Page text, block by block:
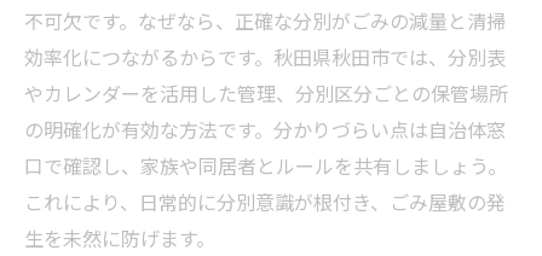
不可欠です。なぜなら、正確な分別がごみの減量と清掃
効率化につながるからです。秋田県秋田市では、分別表
やカレンダーを活用した管理、分別区分ごとの保管場所
の明確化が有効な方法です。分かりづらい点は自治体窓
口で確認し、家族や同居者とルールを共有しましょう。
これにより、日常的に分別意識が根付き、ごみ屋敷の発
生を未然に防げます。